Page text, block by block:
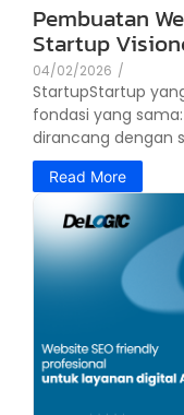
Pembuatan
Startup
04/02/2026 /
StartupStartup
fondasi yang
dirancang dengan
Read More